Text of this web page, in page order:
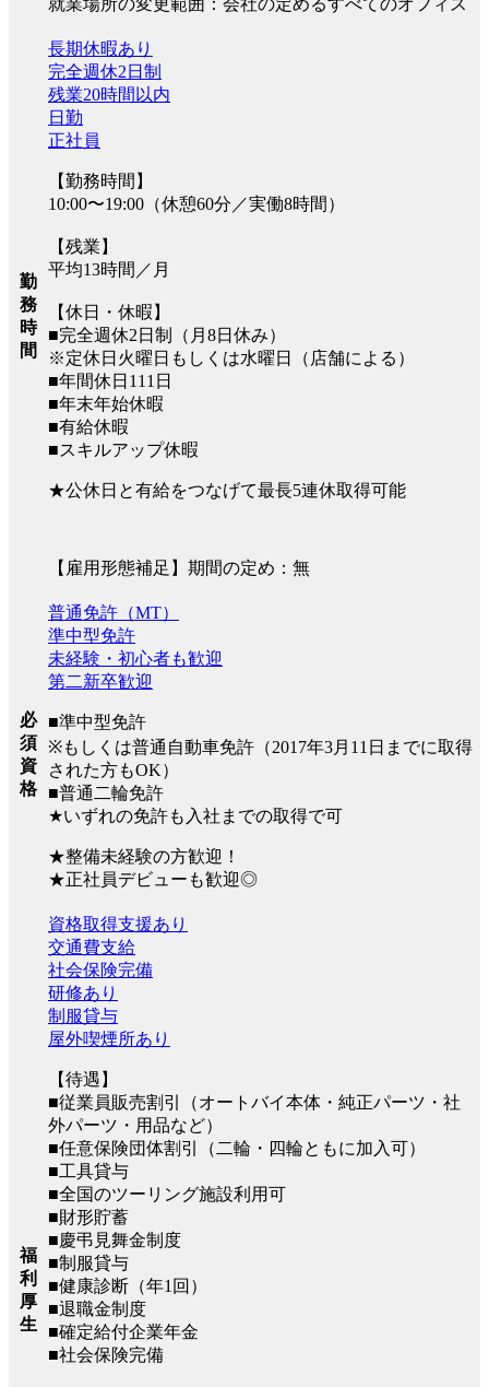
就業場所の変更範囲：会社の定めるすべてのオフィス
勤
務
時
間
長期休暇あり
完全週休2日制
残業20時間以内
日勤
正社員
【勤務時間】
10:00〜19:00（休憩60分／実働8時間）
【残業】
平均13時間／月
【休日・休暇】
■完全週休2日制（月8日休み）
※定休日火曜日もしくは水曜日（店舗による）
■年間休日111日
■年末年始休暇
■有給休暇
■スキルアップ休暇
★公休日と有給をつなげて最長5連休取得可能
【雇用形態補足】期間の定め：無
必
須
資
格
普通免許（MT）
準中型免許
未経験・初心者も歓迎
第二新卒歓迎
■準中型免許
※もしくは普通自動車免許（2017年3月11日までに取得
された方もOK）
■普通二輪免許
★いずれの免許も入社までの取得で可
★整備未経験の方歓迎！
★正社員デビューも歓迎◎
福
利
厚
生
資格取得支援あり
交通費支給
社会保険完備
研修あり
制服貸与
屋外喫煙所あり
【待遇】
■従業員販売割引（オートバイ本体・純正パーツ・社
外パーツ・用品など）
■任意保険団体割引（二輪・四輪ともに加入可）
■工具貸与
■全国のツーリング施設利用可
■財形貯蓄
■慶弔見舞金制度
■制服貸与
■健康診断（年1回）
■退職金制度
■確定給付企業年金
■社会保険完備